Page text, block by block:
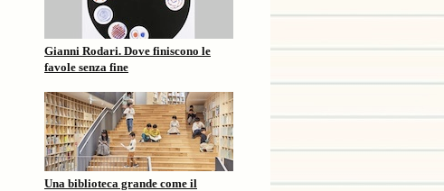
Gianni Rodari. Dove finiscono le
favole senza fine
Una biblioteca grande come il